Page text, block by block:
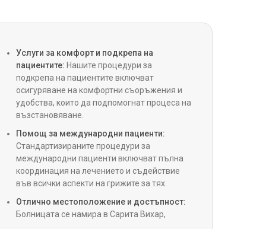
процедура, ръководена от Impella
литотрипсия (ударна вълна)
на сърдечна клапа
Услуги за комфорт и подкрепа на
пациентите: Нашите процедури за
подкрепа на пациентите включват
осигуряване на комфортни съоръжения и
удобства, които да подпомогнат процеса на
възстановяване.
Помощ за международни пациенти:
Стандартизираните процедури за
международни пациенти включват пълна
координация на лечението и съдействие
във всички аспекти на грижите за тях.
Отлично местоположение и достъпност:
Болницата се намира в Сарита Вихар,